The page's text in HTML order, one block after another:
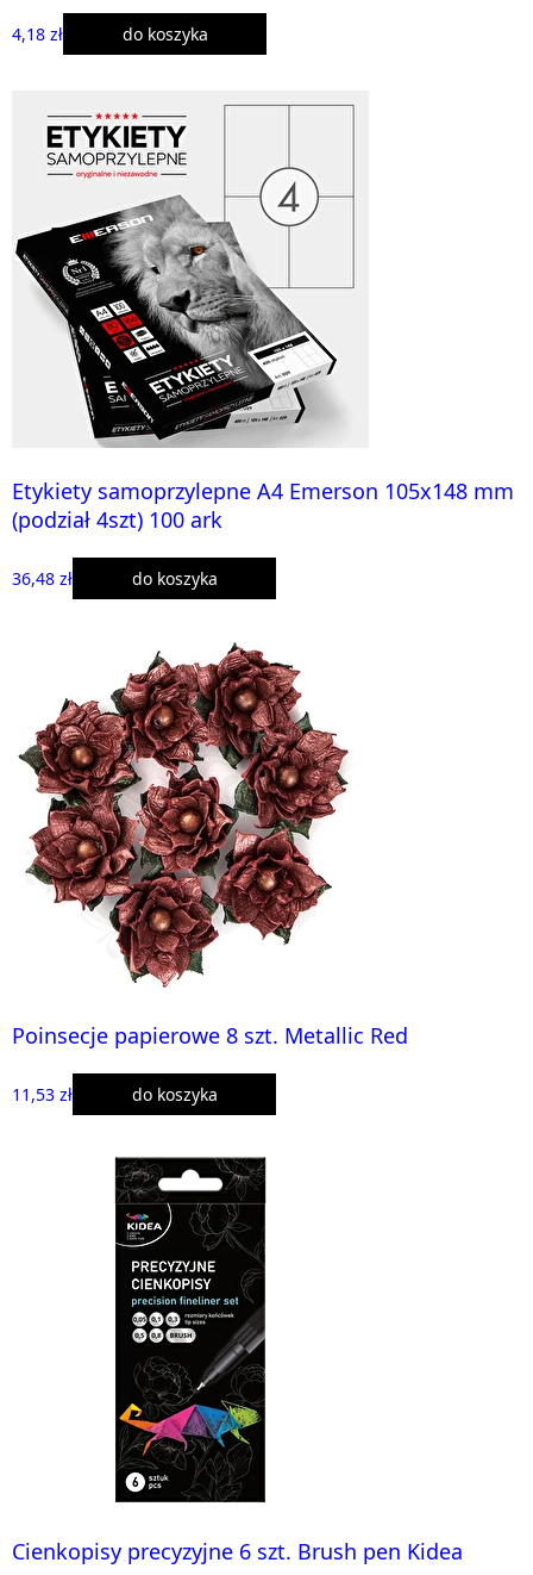
4,18 zł do koszyka
Etykiety samoprzylepne A4 Emerson 105x148 mm
(podział 4szt) 100 ark
36,48 zł do koszyka
Poinsecje papierowe 8 szt. Metallic Red
11,53 zł do koszyka
Cienkopisy precyzyjne 6 szt. Brush pen Kidea